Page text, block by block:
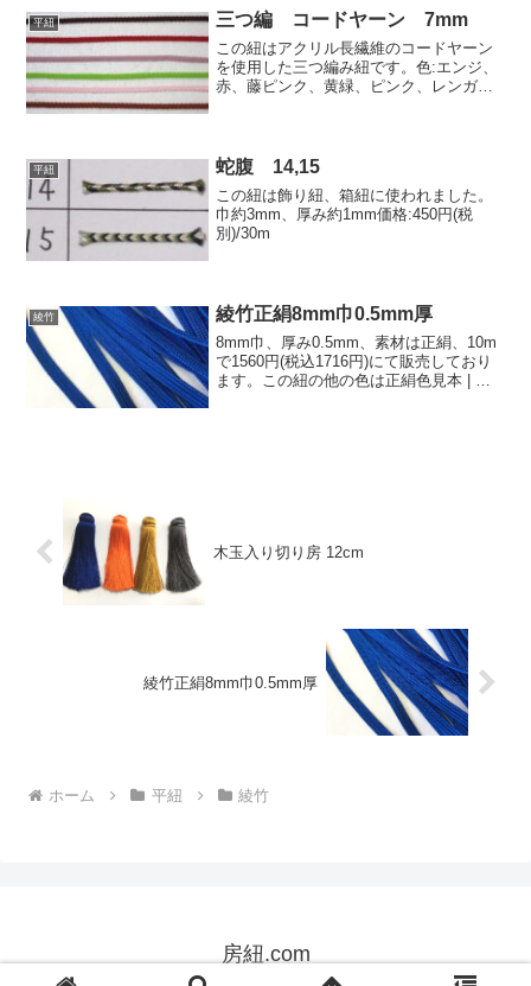
平紐 三つ編 コードヤーン 7mm
この紐はアクリル長繊維のコードヤーン
を使用した三つ編み紐です。色:エンジ、
赤、藤ピンク、黄緑、ピンク、レンガ価
平紐 蛇腹 14,15
この紐は飾り紐、箱紐に使われました。
巾約3mm、厚み約1mm価格:450円(税
別)/30m
綾竹 綾竹正絹8mm巾0.5mm厚
8mm巾、厚み0.5mm、素材は正絹、10m
で1560円(税込1716円)にて販売しており
ます。この紐の他の色は正絹色見本 | 房
木玉入り切り房 12cm
綾竹正絹8mm巾0.5mm厚
ホーム 平紐 綾竹
房紐.com